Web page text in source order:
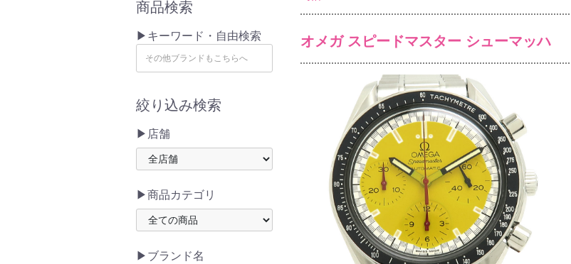
商品検索
▶キーワード・自由検索
絞り込み検索
▶店舗
▶商品カテゴリ
▶ブランド名
オメガ スピードマスター シューマッハ